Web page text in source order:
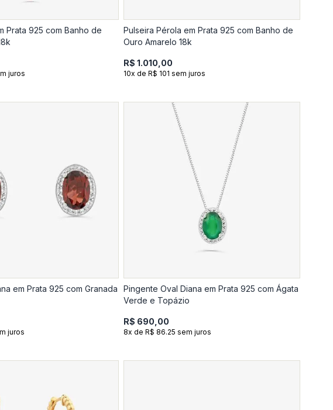
Prata 925 com Banho de
juros
Pulseira Pérola em Prata 925 com Banho de
Ouro Amarelo 18k
R$ 1.010,00
10x de R$ 101 sem juros
em Prata 925 com Granada
juros
Pingente Oval Diana em Prata 925 com Ágata
Verde e Topázio
R$ 690,00
8x de R$ 86.25 sem juros